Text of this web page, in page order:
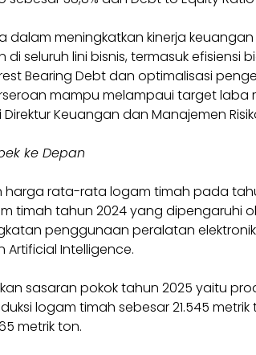
dalam meningkatkan kinerja
di seluruh lini bisnis, termasuk efisiensi
Bearing Debt dan optimalisasi
mampu melampaui target laba
Keuangan dan Manajemen
ke Depan
harga rata-rata logam timah pada
timah tahun 2024 yang dipengaruhi
penggunaan peralatan
Artificial Intelligence.
sasaran pokok tahun 2025 yaitu
logam timah sebesar 21.545
metrik ton.